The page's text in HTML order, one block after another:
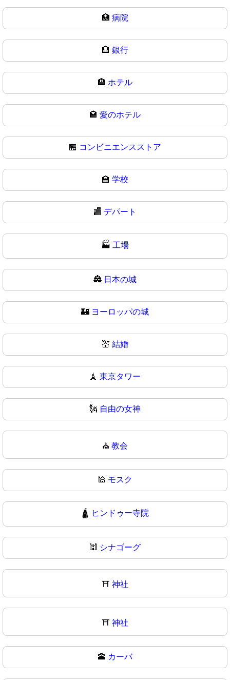
🏥 病院
🏦 銀行
🏨 ホテル
🏩 愛のホテル
🏪 コンビニエンスストア
🏫 学校
🏬 デパート
🏭 工場
🏯 日本の城
🏰 ヨーロッパの城
💒 結婚
🗼 東京タワー
🗽 自由の女神
⛪ 教会
🕌 モスク
🛕 ヒンドゥー寺院
🕍 シナゴーグ
⛩️ 神社
⛩ 神社
🕋 カーバ